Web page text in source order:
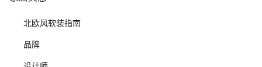
北欧风软装指南
品牌